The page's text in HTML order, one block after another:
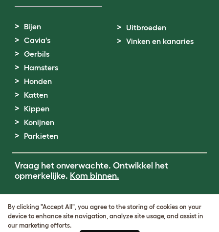
Bijen
Cavia's
Gerbils
Hamsters
Honden
Katten
Kippen
Konijnen
Parkieten
Uitbroeden
Vinken en kanaries
Vraag het onverwachte. Ontwikkel het
opmerkelijke. Kom binnen.
Cookie & Privacy Policy
Cookie Settings
By clicking "Accept All", you agree to the storing of cookies on your
device to enhance site navigation, analyze site usage, and assist in
our marketing efforts.